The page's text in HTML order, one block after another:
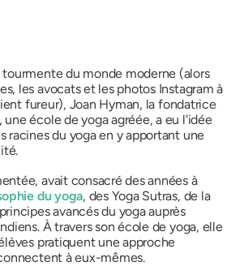
tourmente du monde moderne (alors
les avocats et les photos Instagram à
fureur), Joan Hyman, la fondatrice
une école de yoga agréée, a eu l'idée
racines du yoga en y apportant une
avait consacré des années à
du yoga, des Yoga Sutras, de la
avancés du yoga auprès
À travers son école de yoga, elle
pratiquent une approche
à eux-mêmes.